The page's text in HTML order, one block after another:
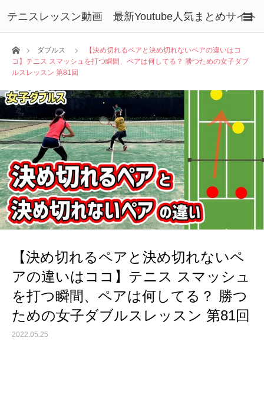
テニスレッスン動画 最新Youtube人気まとめサイト
ホームダブルス
【決め切れるペアと決め切れないペアの違いはコ
コ】テニス スマッシュを打つ瞬間、ペアは何してる？ 勝つための女子ダブ
ルスレッスン 第81回
【決め切れるペアと決め切れないペ
アの違いはココ】テニス スマッシュ
を打つ瞬間、ペアは何してる？ 勝つ
ための女子ダブルスレッスン 第81回
2022.05.25